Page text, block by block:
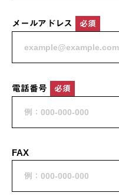
メールアドレス 必須
電話番号 必須
FAX